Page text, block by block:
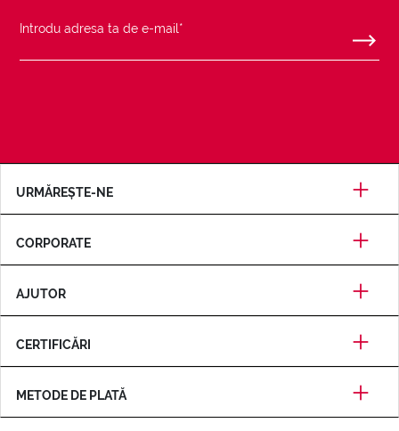
URMĂREȘTE-NE
CORPORATE
AJUTOR
CERTIFICĂRI
METODE DE PLATĂ